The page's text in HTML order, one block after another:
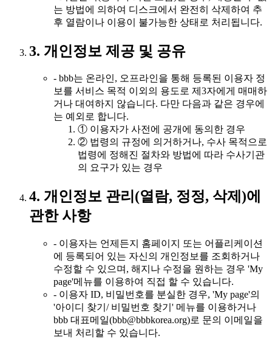
는 방법에 의하여 디스크에서 완전히 삭제하여 추
후 열람이나 이용이 불가능한 상태로 처리됩니다.
3. 개인정보 제공 및 공유
- bbb는 온라인, 오프라인을 통해 등록된 이용자 정
보를 서비스 목적 이외의 용도로 제3자에게 매매하
거나 대여하지 않습니다. 다만 다음과 같은 경우에
는 예외로 합니다.
① 이용자가 사전에 공개에 동의한 경우
② 법령의 규정에 의거하거나, 수사 목적으로
법령에 정해진 절차와 방법에 따라 수사기관
의 요구가 있는 경우
4. 개인정보 관리(열람, 정정, 삭제)에
관한 사항
- 이용자는 언제든지 홈페이지 또는 어플리케이션
에 등록되어 있는 자신의 개인정보를 조회하거나
수정할 수 있으며, 해지나 수정을 원하는 경우 'My
page'메뉴를 이용하여 직접 할 수 있습니다.
- 이용자 ID, 비밀번호를 분실한 경우, 'My page'의
'아이디 찾기/ 비밀번호 찾기' 메뉴를 이용하거나
bbb 대표메일(bbb@bbbkorea.org)로 문의 이메일을
보내 처리할 수 있습니다.